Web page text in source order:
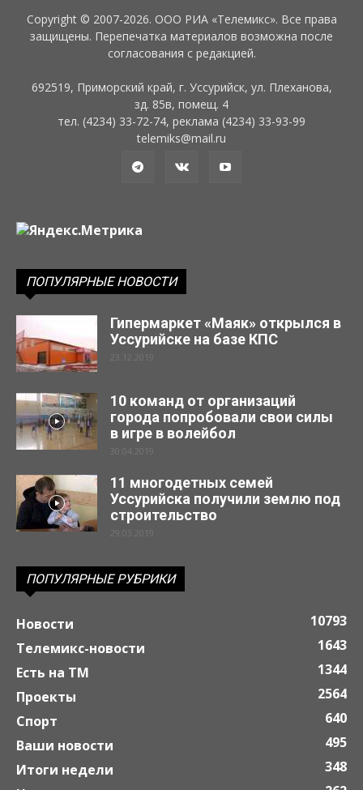
Телеконсультант. Долг за отопление.
Способы подачи показаний.
02:26
подача горячей воды или титан?
01:09
Телеконсультант. Перерасчёт и начисления
за горячую воду.
Телеконсультант. Плата за воду по счетчику.
Copyright © 2007-2026. ООО РИА «Телемикс». Все права
защищены. Перепечатка материалов возможна после
согласования с редакцией.
692519, Приморский край, г. Уссурийск, ул. Плеханова,
зд. 85в, помещ. 4
тел. (4234) 33-72-74, реклама (4234) 33-93-99
telemiks@mail.ru
ПОПУЛЯРНЫЕ НОВОСТИ
Гипермаркет «Маяк» открылся в
Уссурийске на базе КПС
23.12.2019
10 команд от организаций
города попробовали свои силы
в игре в волейбол
30.04.2019
11 многодетных семей
Уссурийска получили землю под
строительство
29.03.2019
ПОПУЛЯРНЫЕ РУБРИКИ
Новости
10793
Телемикс-новости
1643
Есть на ТМ
1344
Проекты
2564
Спорт
640
Ваши новости
495
Итоги недели
348